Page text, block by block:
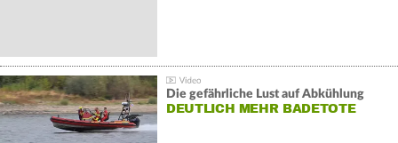
Die gefährliche Lust auf Abkühlung
DEUTLICH MEHR BADETOTE